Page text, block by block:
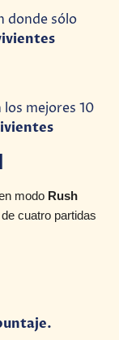
donde sólo
los mejores 10
modo Rush
cuatro partidas